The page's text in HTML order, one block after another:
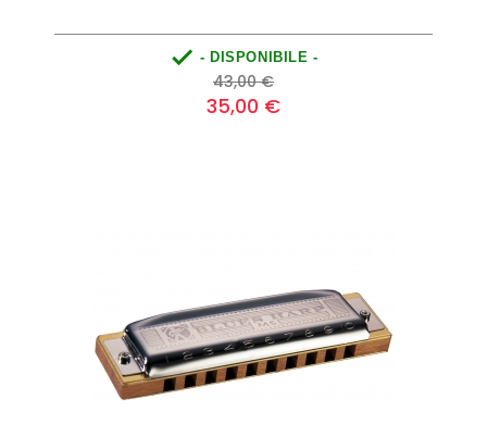
 - DISPONIBILE -
Prezzo
base
43,00 €Prezzo
35,00 €